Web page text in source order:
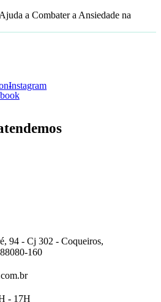
Instagram
94 - Cj 302 - Coqueiros,
160
- 17H